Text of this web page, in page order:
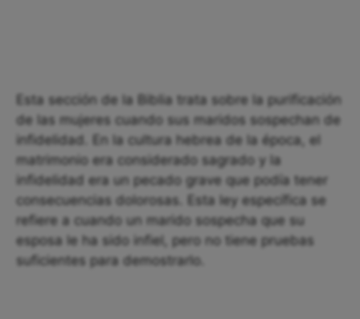
Esta sección de la Biblia trata sobre la purificación
de las mujeres cuando sus maridos sospechan de
infidelidad. En la cultura hebrea de la época, el
matrimonio era considerado sagrado y la
infidelidad era un pecado grave que podía tener
consecuencias dolorosas. Esta ley específica se
refiere a cuando un marido sospecha que su
esposa le ha sido infiel, pero no tiene pruebas
suficientes para demostrarlo.